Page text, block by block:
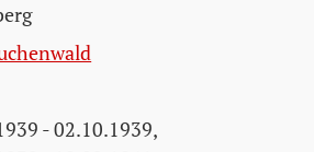
- 02.10.1939,